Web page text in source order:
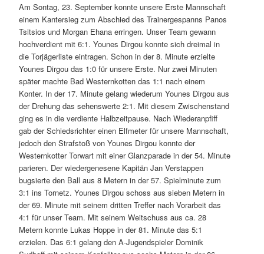
Am Sontag, 23. September konnte unsere Erste Mannschaft
einem Kantersieg zum Abschied des Trainergespanns Panos
Tsitsios und Morgan Ehana erringen. Unser Team gewann
hochverdient mit 6:1. Younes Dirgou konnte sich dreimal in
die Torjägerliste eintragen. Schon in der 8. Minute erzielte
Younes Dirgou das 1:0 für unsere Erste. Nur zwei Minuten
später machte Bad Westernkotten das 1:1 nach einem
Konter. In der 17. Minute gelang wiederum Younes Dirgou aus
der Drehung das sehenswerte 2:1. Mit diesem Zwischenstand
ging es in die verdiente Halbzeitpause. Nach Wiederanpfiff
gab der Schiedsrichter einen Elfmeter für unsere Mannschaft,
jedoch den Strafstoß von Younes Dirgou konnte der
Westernkotter Torwart mit einer Glanzparade in der 54. Minute
parieren. Der wiedergenesene Kapitän Jan Verstappen
bugsierte den Ball aus 8 Metern in der 57. Spielminute zum
3:1 ins Tornetz. Younes Dirgou schoss aus sieben Metern in
der 69. Minute mit seinem dritten Treffer nach Vorarbeit das
4:1 für unser Team. Mit seinem Weitschuss aus ca. 28
Metern konnte Lukas Hoppe in der 81. Minute das 5:1
erzielen. Das 6:1 gelang den A-Jugendspieler Dominik